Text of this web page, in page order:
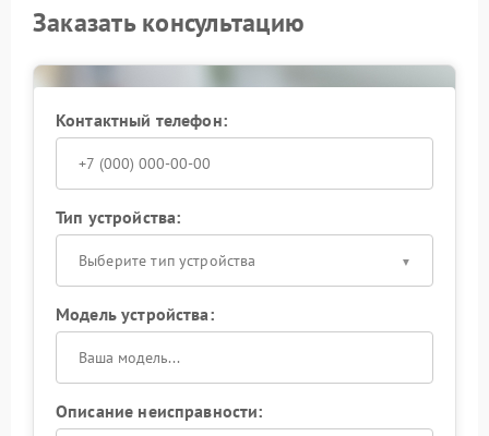
Заказать консультацию
Контактный телефон:
Тип устройства:
Выберите тип устройства
Модель устройства:
Описание неисправности: